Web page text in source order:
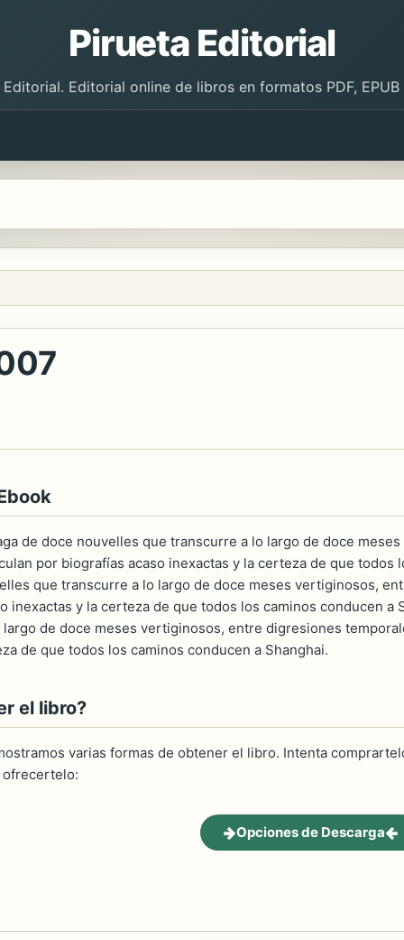
Pirueta Editorial
Editorial online de libros en formatos PDF, EPUB
de doce nouvelles que transcurre a lo largo de doce
por biografías acaso inexactas y la certeza de que todos
que transcurre a lo largo de doce meses vertiginosos,
inexactas y la certeza de que todos los caminos conducen a
de doce meses vertiginosos, entre digresiones
de que todos los caminos conducen a Shanghai.
el libro?
varias formas de obtener el libro. Intenta
Opciones de Descarga